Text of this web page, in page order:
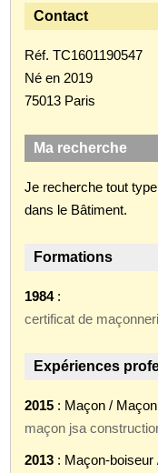
Contact
Réf. TC1601190547
Né en 2019
75013 Paris
Ma recherche
Je recherche tout
dans le Bâtiment.
Formations
1984:
certificat de
Expériences
2015 : Maçon /
maçon jsa
2013 : Maçon-